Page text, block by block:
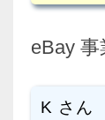
eBay
K さん